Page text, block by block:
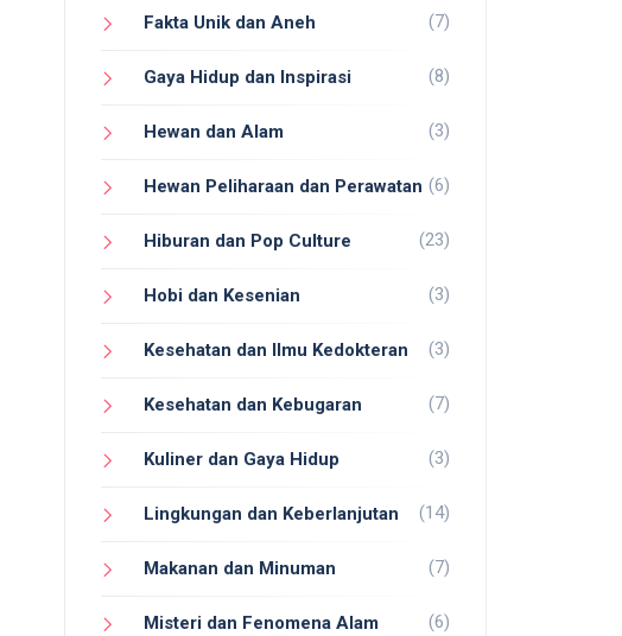
Fakta Unik dan Aneh (7)
Gaya Hidup dan Inspirasi (8)
Hewan dan Alam (3)
Hewan Peliharaan dan Perawatan (6)
Hiburan dan Pop Culture (23)
Hobi dan Kesenian (3)
Kesehatan dan Ilmu Kedokteran (3)
Kesehatan dan Kebugaran (7)
Kuliner dan Gaya Hidup (3)
Lingkungan dan Keberlanjutan (14)
Makanan dan Minuman (7)
Misteri dan Fenomena Alam (6)